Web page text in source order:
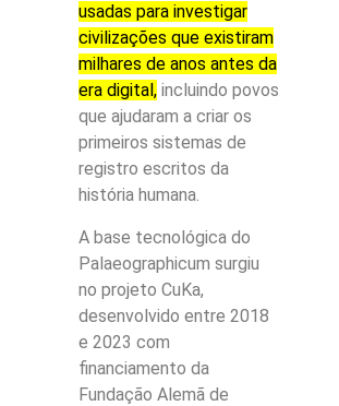
usadas para investigar
civilizações que existiram
milhares de anos antes da
era digital, incluindo povos
que ajudaram a criar os
primeiros sistemas de
registro escritos da
história humana.
A base tecnológica do
Palaeographicum surgiu
no projeto CuKa,
desenvolvido entre 2018
e 2023 com
financiamento da
Fundação Alemã de